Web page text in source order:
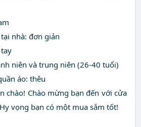
nhà: đơn giản
niên và trung niên (26-40 tuổi)
áo: thêu
chào! Chào mừng bạn đến với cửa
vọng bạn có một mua sắm tốt!